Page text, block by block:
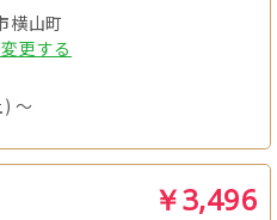
横山町
更する
～
￥3,496